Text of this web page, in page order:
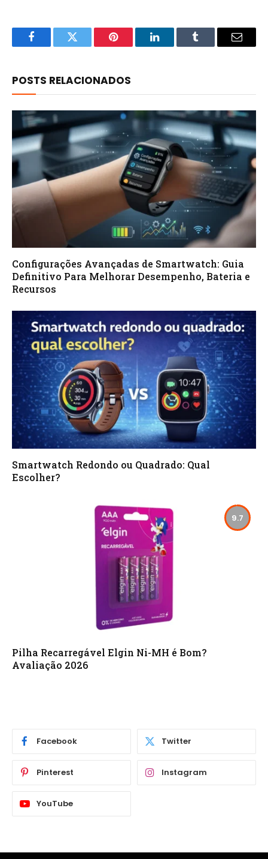
FacebookTwitter Pinterest LinkedInTumblr Email
POSTS RELACIONADOS
Configurações Avançadas de Smartwatch: Guia
Definitivo Para Melhorar Desempenho, Bateria e
Recursos
Smartwatch Redondo ou Quadrado: Qual
Escolher?
9.7
Pilha Recarregável Elgin Ni-MH é Bom?
Avaliação 2026
Facebook Twitter
Pinterest Instagram
YouTube